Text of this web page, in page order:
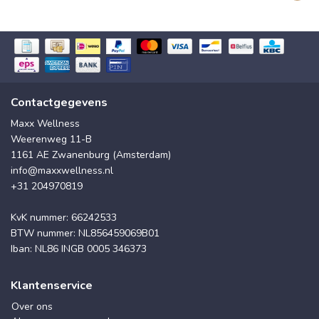
Contactgegevens
Maxx Wellness
Weerenweg 11-B
1161 AE Zwanenburg (Amsterdam)
info@maxxwellness.nl
+31 204970819
KvK nummer: 66242533
BTW nummer: NL856459069B01
Iban: NL86 INGB 0005 346373
Klantenservice
Over ons